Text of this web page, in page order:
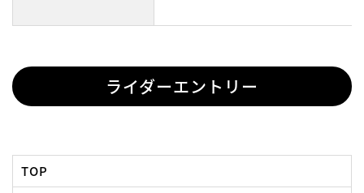
ライダーエントリー
TOP